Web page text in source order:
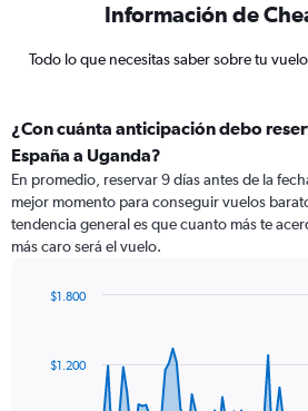
Información de
Todo lo que necesitas saber sobre tu
¿Con cuánta anticipación debo
España a Uganda?
En promedio, reservar 9 días antes de la
mejor momento para conseguir vuelos
tendencia general es que cuanto más te
más caro será el vuelo.
data
$1.200
$1.800